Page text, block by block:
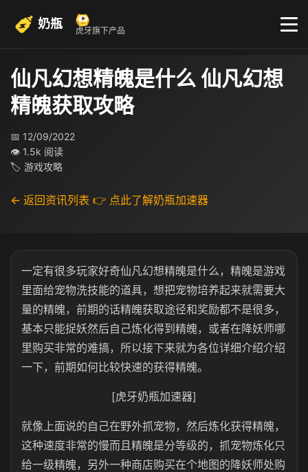
奶瓶 虎牙旗下产品
仙凡幻想精魄是什么 仙凡幻想
精魄获取攻略
📅 12/09/2022
👁 1.5k 阅读
🏷 游戏攻略
← 返回资讯列表 👉 点此了解奶瓶加速器
一定有很多玩家好奇仙凡幻想精魄是什么，精魄是游戏
里面给宠物洗技能的道具，想把宠物培养起来就需要大
量的精魄，前期的话精魄获取途径和奖励都不是很多，
基本只能捉妖然后自己炼化得到精魄，或者在降妖师哪
里购买非常的难搞，所以接下来就为各位详细介绍介绍
一下，前期如何比较快速的获得精魄。
[虎牙奶瓶加速器]
就像上面说的自己在野外抓宠物，然后炼化获得精魄，
这种速度非常的慢而且精魄是分等级的，抓宠物炼化只
给一级精魄，另外一种商店购买在个地图的降妖师处购